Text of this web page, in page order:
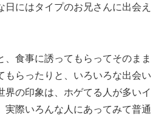
日にはタイプのお兄さんに出会え
、食事に誘ってもらってそのまま
もらったりと、いろいろな出会い
界の印象は、ホゲてる人が多いイ
実際いろんな人にあってみて普通